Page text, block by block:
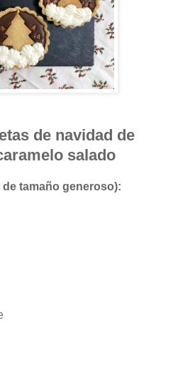
de navidad de
salado
de tamaño generoso):